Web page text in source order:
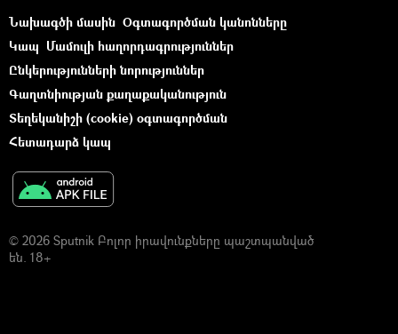
Նախագծի մասին Օգտագործման կանոնները
Կապ Մամուլի հաղորդագրություններ
Ընկերությունների նորություններ
Գաղտնիության քաղաքականություն
Տեղեկանիշի (cookie) օգտագործման
Հետադարձ կապ
© 2026 Sputnik Բոլոր իրավունքները պաշտպանված
են. 18+